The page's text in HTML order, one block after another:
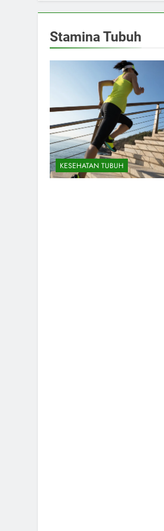
Stamina Tubuh
KESEHATAN TUBUH